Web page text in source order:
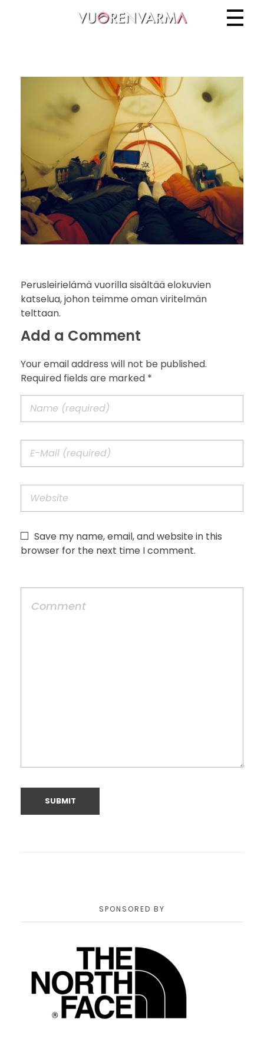
Perusleirielämä vuorilla sisältää elokuvien
katselua, johon teimme oman viritelmän
telttaan.
Add a Comment
Your email address will not be published.
Required fields are marked *
Save my name, email, and website in this
browser for the next time I comment.
SPONSORED BY